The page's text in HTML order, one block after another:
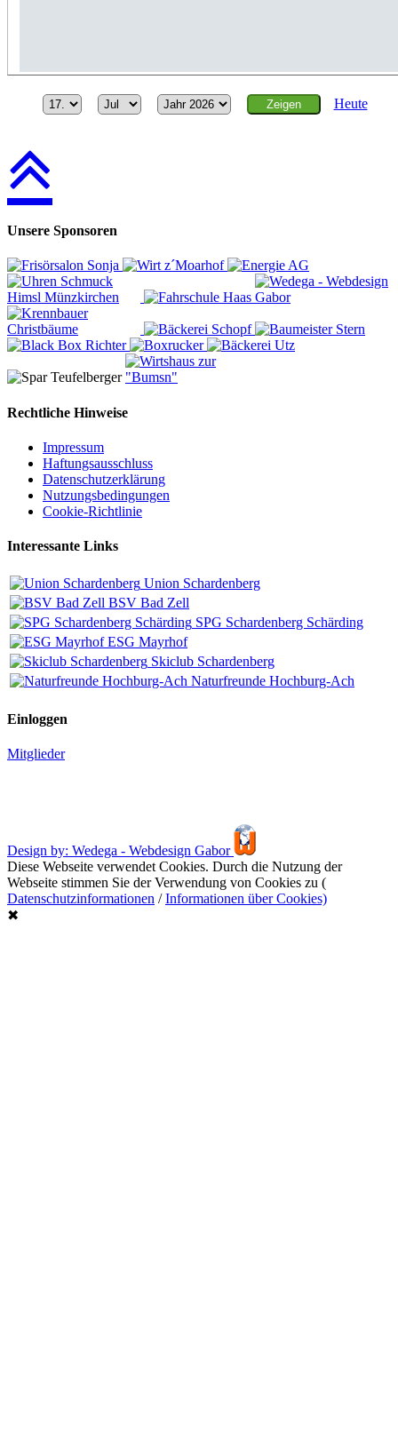
Heute
Unsere Sponsoren
Rechtliche Hinweise
Impressum
Haftungsausschluss
Datenschutzerklärung
Nutzungsbedingungen
Cookie-Richtlinie
Interessante Links
Union Schardenberg
BSV Bad Zell
SPG Schardenberg Schärding
ESG Mayrhof
Skiclub Schardenberg
Naturfreunde Hochburg-Ach
Einloggen
Mitglieder
Design by: Wedega - Webdesign Gabor
Diese Webseite verwendet Cookies. Durch die Nutzung der
Webseite stimmen Sie der Verwendung von Cookies zu (
Datenschutzinformationen /Informationen über Cookies)
✖